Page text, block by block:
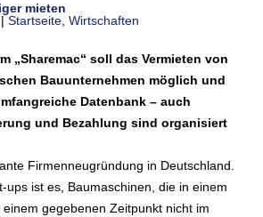
mieten
| Startseite Wirtschaften
„Sharemac“ soll das Vermieten von
Bauunternehmen möglich und
Datenbank – auch
und Bezahlung sind organisiert
Firmenneugründung in Deutschland.
ups ist es, Baumaschinen, die in einem
gegebenen Zeitpunkt nicht im